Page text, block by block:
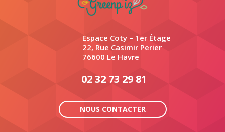
Espace Coty – 1er Étage
22, Rue Casimir Perier
76600 Le Havre
02 32 73 29 81
NOUS CONTACTER